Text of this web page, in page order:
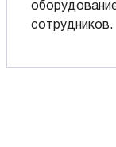
сотрудников.